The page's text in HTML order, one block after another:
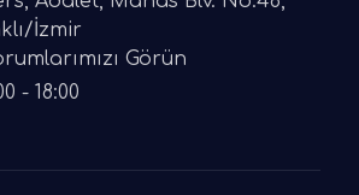
İzmir
Görün
- 18:00